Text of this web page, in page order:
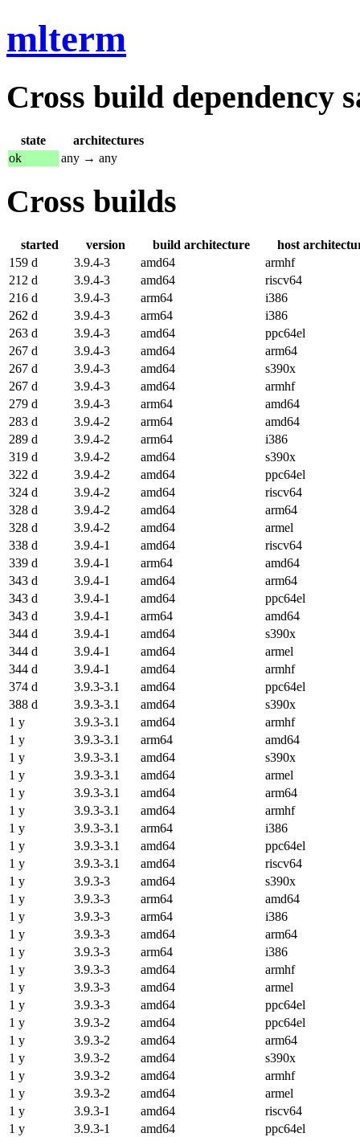
mlterm
Cross build dependency
state
architectures
ok
any → any
Cross builds
started version build architecture
host
159 d
3.9.4-3 amd64
armhf
212 d
3.9.4-3 amd64
riscv64
216 d
3.9.4-3 arm64
i386
262 d
3.9.4-3 arm64
i386
263 d
3.9.4-3 amd64
ppc64el
267 d
3.9.4-3 amd64
arm64
267 d
3.9.4-3 amd64
s390x
267 d
3.9.4-3 amd64
armhf
279 d
3.9.4-3 arm64
amd64
283 d
3.9.4-2 arm64
amd64
289 d
3.9.4-2 arm64
i386
319 d
3.9.4-2 amd64
s390x
322 d
3.9.4-2 amd64
ppc64el
324 d
3.9.4-2 amd64
riscv64
328 d
3.9.4-2 amd64
arm64
328 d
3.9.4-2 amd64
armel
338 d
3.9.4-1 amd64
riscv64
339 d
3.9.4-1 arm64
amd64
343 d
3.9.4-1 amd64
arm64
343 d
3.9.4-1 amd64
ppc64el
343 d
3.9.4-1 arm64
amd64
344 d
3.9.4-1 amd64
s390x
344 d
3.9.4-1 amd64
armel
344 d
3.9.4-1 amd64
armhf
374 d
3.9.3-3.1 amd64
ppc64el
388 d
3.9.3-3.1 amd64
s390x
1 y
3.9.3-3.1 amd64
armhf
1 y
3.9.3-3.1 arm64
amd64
1 y
3.9.3-3.1 amd64
s390x
1 y
3.9.3-3.1 amd64
armel
1 y
3.9.3-3.1 amd64
arm64
1 y
3.9.3-3.1 amd64
armhf
1 y
3.9.3-3.1 arm64
i386
1 y
3.9.3-3.1 amd64
ppc64el
1 y
3.9.3-3.1 amd64
riscv64
1 y
3.9.3-3 amd64
s390x
1 y
3.9.3-3 arm64
amd64
1 y
3.9.3-3 arm64
i386
1 y
3.9.3-3 amd64
arm64
1 y
3.9.3-3 arm64
i386
1 y
3.9.3-3 amd64
armhf
1 y
3.9.3-3 amd64
armel
1 y
3.9.3-3 amd64
ppc64el
1 y
3.9.3-2 amd64
ppc64el
1 y
3.9.3-2 amd64
arm64
1 y
3.9.3-2 amd64
s390x
1 y
3.9.3-2 amd64
armhf
1 y
3.9.3-2 amd64
armel
1 y
3.9.3-1 amd64
riscv64
1 y
3.9.3-1 amd64
ppc64el